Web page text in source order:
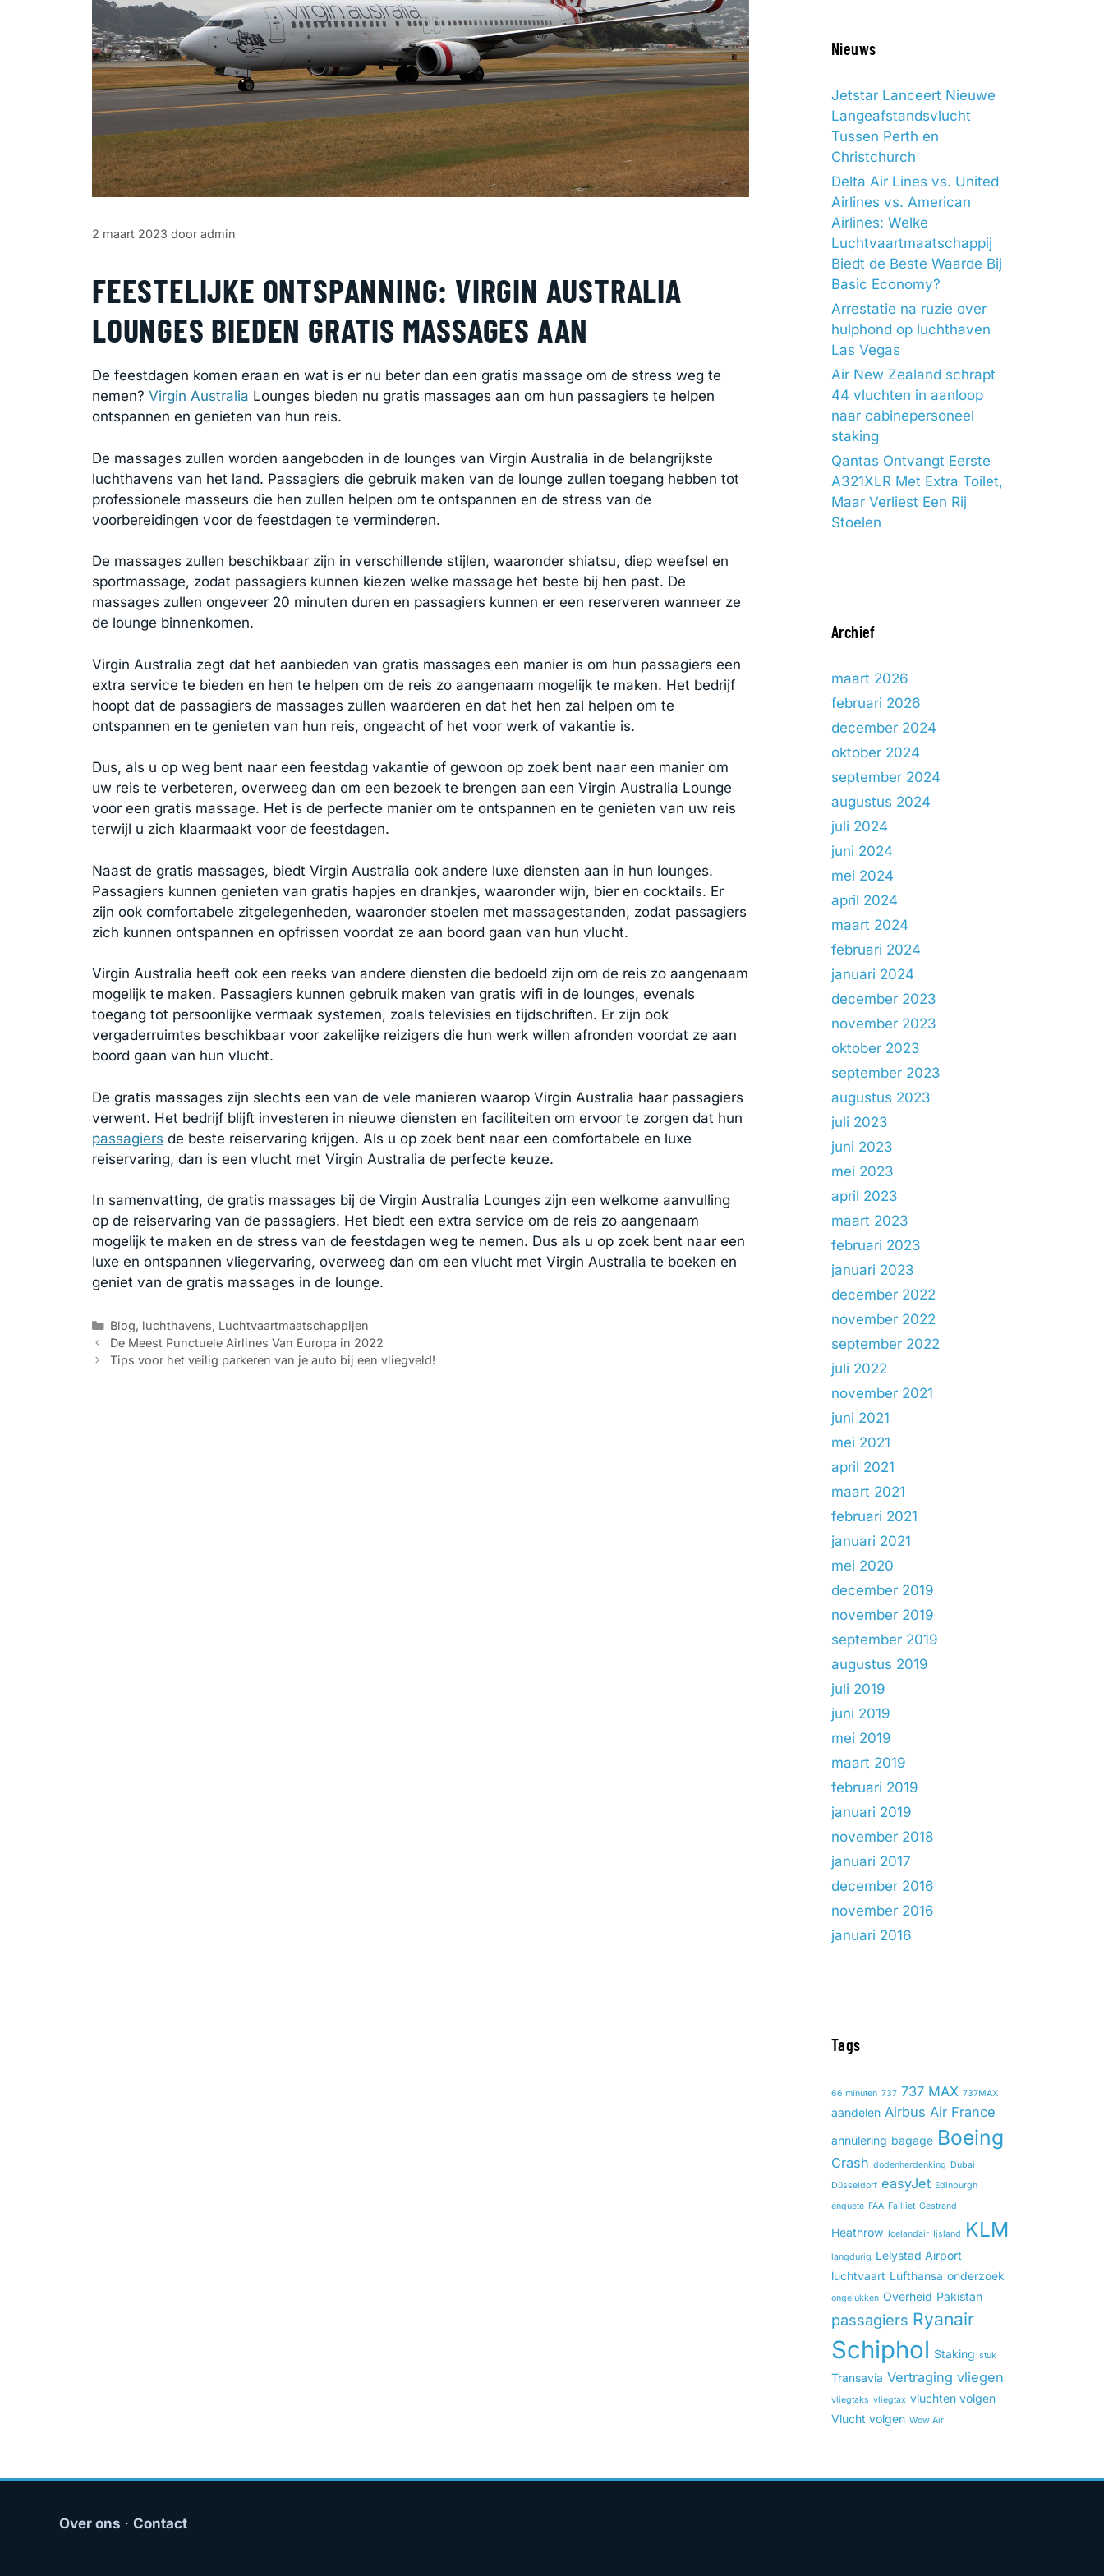
2 maart 2023 door admin
FEESTELIJKE ONTSPANNING: VIRGIN AUSTRALIA
LOUNGES BIEDEN GRATIS MASSAGES AAN
De feestdagen komen eraan en wat is er nu beter dan een gratis massage om de stress weg te
nemen? Virgin Australia Lounges bieden nu gratis massages aan om hun passagiers te helpen
ontspannen en genieten van hun reis.
De massages zullen worden aangeboden in de lounges van Virgin Australia in de belangrijkste
luchthavens van het land. Passagiers die gebruik maken van de lounge zullen toegang hebben tot
professionele masseurs die hen zullen helpen om te ontspannen en de stress van de
voorbereidingen voor de feestdagen te verminderen.
De massages zullen beschikbaar zijn in verschillende stijlen, waaronder shiatsu, diep weefsel en
sportmassage, zodat passagiers kunnen kiezen welke massage het beste bij hen past. De
massages zullen ongeveer 20 minuten duren en passagiers kunnen er een reserveren wanneer ze
de lounge binnenkomen.
Virgin Australia zegt dat het aanbieden van gratis massages een manier is om hun passagiers een
extra service te bieden en hen te helpen om de reis zo aangenaam mogelijk te maken. Het bedrijf
hoopt dat de passagiers de massages zullen waarderen en dat het hen zal helpen om te
ontspannen en te genieten van hun reis, ongeacht of het voor werk of vakantie is.
Dus, als u op weg bent naar een feestdag vakantie of gewoon op zoek bent naar een manier om
uw reis te verbeteren, overweeg dan om een bezoek te brengen aan een Virgin Australia Lounge
voor een gratis massage. Het is de perfecte manier om te ontspannen en te genieten van uw reis
terwijl u zich klaarmaakt voor de feestdagen.
Naast de gratis massages, biedt Virgin Australia ook andere luxe diensten aan in hun lounges.
Passagiers kunnen genieten van gratis hapjes en drankjes, waaronder wijn, bier en cocktails. Er
zijn ook comfortabele zitgelegenheden, waaronder stoelen met massagestanden, zodat passagiers
zich kunnen ontspannen en opfrissen voordat ze aan boord gaan van hun vlucht.
Virgin Australia heeft ook een reeks van andere diensten die bedoeld zijn om de reis zo aangenaam
mogelijk te maken. Passagiers kunnen gebruik maken van gratis wifi in de lounges, evenals
toegang tot persoonlijke vermaak systemen, zoals televisies en tijdschriften. Er zijn ook
vergaderruimtes beschikbaar voor zakelijke reizigers die hun werk willen afronden voordat ze aan
boord gaan van hun vlucht.
De gratis massages zijn slechts een van de vele manieren waarop Virgin Australia haar passagiers
verwent. Het bedrijf blijft investeren in nieuwe diensten en faciliteiten om ervoor te zorgen dat hun
passagiers de beste reiservaring krijgen. Als u op zoek bent naar een comfortabele en luxe
reiservaring, dan is een vlucht met Virgin Australia de perfecte keuze.
In samenvatting, de gratis massages bij de Virgin Australia Lounges zijn een welkome aanvulling
op de reiservaring van de passagiers. Het biedt een extra service om de reis zo aangenaam
mogelijk te maken en de stress van de feestdagen weg te nemen. Dus als u op zoek bent naar een
luxe en ontspannen vliegervaring, overweeg dan om een vlucht met Virgin Australia te boeken en
geniet van de gratis massages in de lounge.
Categorieën
Blog, luchthavens, Luchtvaartmaatschappijen
De Meest Punctuele Airlines Van Europa in 2022
Tips voor het veilig parkeren van je auto bij een vliegveld!
Nieuws
Jetstar Lanceert Nieuwe
Langeafstandsvlucht
Tussen Perth en
Christchurch
Delta Air Lines vs. United
Airlines vs. American
Airlines: Welke
Luchtvaartmaatschappij
Biedt de Beste Waarde Bij
Basic Economy?
Arrestatie na ruzie over
hulphond op luchthaven
Las Vegas
Air New Zealand schrapt
44 vluchten in aanloop
naar cabinepersoneel
staking
Qantas Ontvangt Eerste
A321XLR Met Extra Toilet,
Maar Verliest Een Rij
Stoelen
Archief
maart 2026
februari 2026
december 2024
oktober 2024
september 2024
augustus 2024
juli 2024
juni 2024
mei 2024
april 2024
maart 2024
februari 2024
januari 2024
december 2023
november 2023
oktober 2023
september 2023
augustus 2023
juli 2023
juni 2023
mei 2023
april 2023
maart 2023
februari 2023
januari 2023
december 2022
november 2022
september 2022
juli 2022
november 2021
juni 2021
mei 2021
april 2021
maart 2021
februari 2021
januari 2021
mei 2020
december 2019
november 2019
september 2019
augustus 2019
juli 2019
juni 2019
mei 2019
maart 2019
februari 2019
januari 2019
november 2018
januari 2017
december 2016
november 2016
januari 2016
Tags
66 minuten 737 737 MAX 737MAX
aandelen Airbus Air France
annulering bagage Boeing
Crash dodenherdenking Dubai
Düsseldorf easyJet Edinburgh
enquete FAA Failliet Gestrand
Heathrow Icelandair Ijsland KLM
langdurig Lelystad Airport
luchtvaart Lufthansa onderzoek
ongelukken Overheid Pakistan
passagiers Ryanair
Schiphol Staking stuk
Transavia Vertraging vliegen
vliegtaks vliegtax vluchten volgen
Vlucht volgen Wow Air
Over ons · Contact